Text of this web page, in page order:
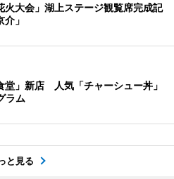
火大会」湖上ステージ観覧席完成記
」
堂」新店 人気「チャーシュー丼」
ラム
と見る